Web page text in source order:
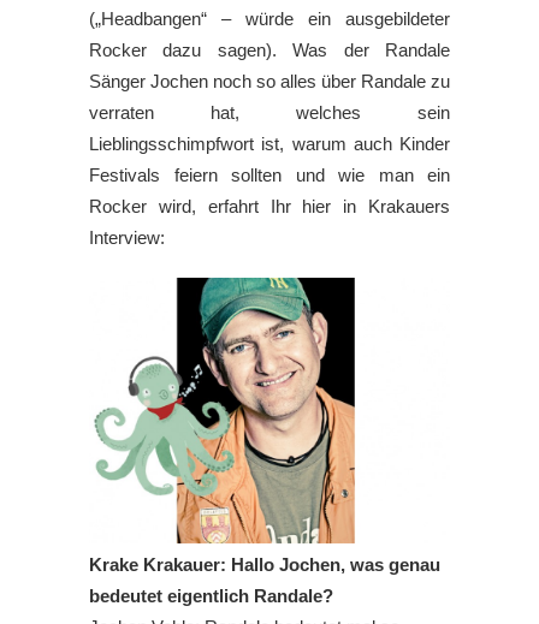
(„Headbangen“ – würde ein ausgebildeter
Rocker dazu sagen). Was der Randale
Sänger Jochen noch so alles über Randale zu
verraten hat, welches sein
Lieblingsschimpfwort ist, warum auch Kinder
Festivals feiern sollten und wie man ein
Rocker wird, erfahrt Ihr hier in Krakauers
Interview:
Krake Krakauer: Hallo Jochen, was genau
bedeutet eigentlich Randale?